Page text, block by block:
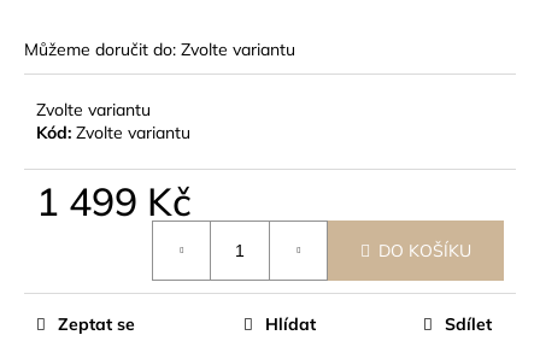
Můžeme doručit do: Zvolte variantu
Zvolte variantu
Kód: Zvolte variantu
1 499 Kč
DO KOŠÍKU
Zeptat se Hlídat Sdílet